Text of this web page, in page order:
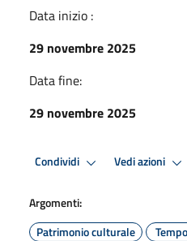
Data inizio :
29 novembre 2025
Data fine:
29 novembre 2025
Condividi Vedi azioni
Argomenti:
Patrimonio culturale